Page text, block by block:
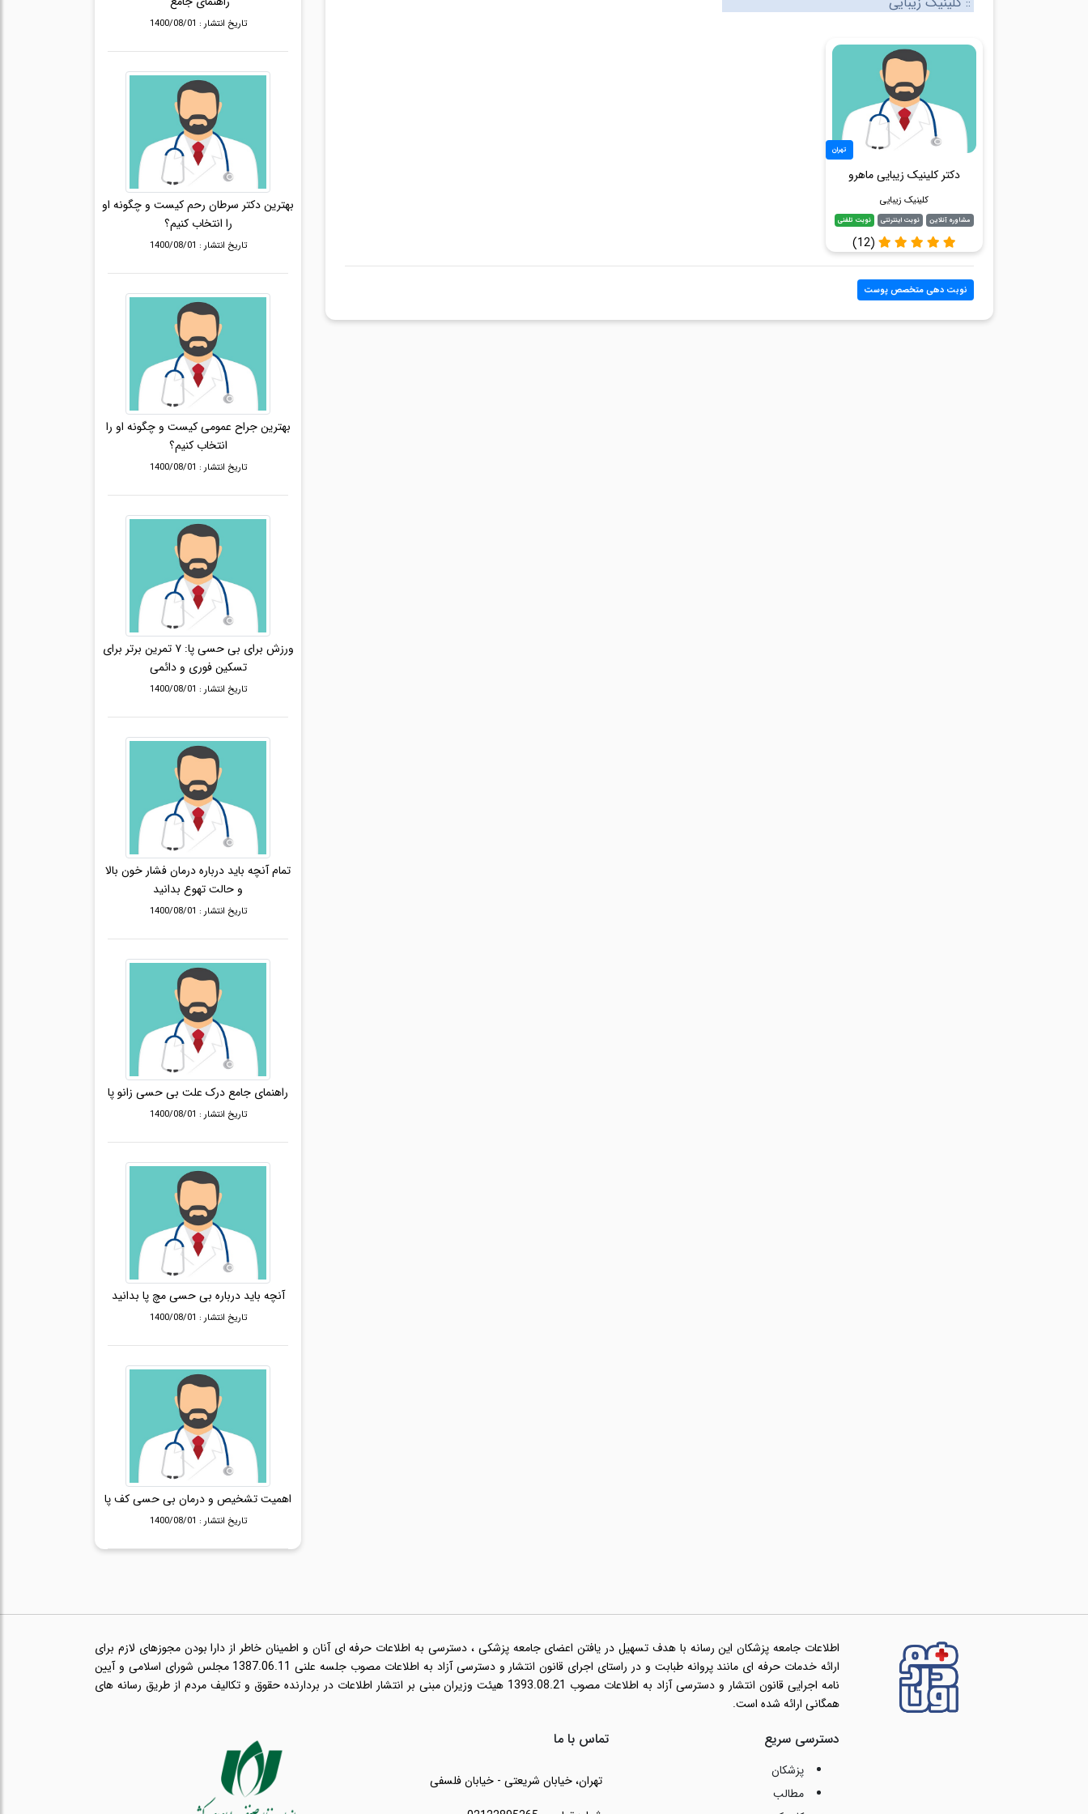
تهران
دکتر کلینیک زیبایی ماهرو
کلینیک زیبایی
مشاوره آنلاین نوبت اینترنتی نوبت تلفنی
(12)
نوبت دهی متخصص پوست
تاریخ انتشار : 1400/08/01
بهترین دکتر سرطان رحم کیست و چگونه او
را انتخاب کنیم؟
تاریخ انتشار : 1400/08/01
بهترین جراح عمومی کیست و چگونه او را
انتخاب کنیم؟
تاریخ انتشار : 1400/08/01
ورزش برای بی حسی پا: ۷ تمرین برتر برای
تسکین فوری و دائمی
تاریخ انتشار : 1400/08/01
تمام آنچه باید درباره درمان فشار خون بالا
و حالت تهوع بدانید
تاریخ انتشار : 1400/08/01
راهنمای جامع درک علت بی حسی زانو پا
تاریخ انتشار : 1400/08/01
آنچه باید درباره بی حسی مچ پا بدانید
تاریخ انتشار : 1400/08/01
اهمیت تشخیص و درمان بی حسی کف پا
تاریخ انتشار : 1400/08/01
اطلاعات جامعه پزشکان این رسانه با هدف تسهیل در یافتن اعضای جامعه پزشکی ، دسترسی به اطلاعات حرفه ای آنان و اطمینان خاطر از دارا بودن مجوزهای لازم برای
ارائه خدمات حرفه ای مانند پروانه طبابت و در راستای اجرای قانون انتشار و دسترسی آزاد به اطلاعات مصوب جلسه علنی 1387.06.11 مجلس شورای اسلامی و آیین
نامه اجرایی قانون انتشار و دسترسی آزاد به اطلاعات مصوب 1393.08.21 هیئت وزیران مبنی بر انتشار اطلاعات در بردارنده حقوق و تکالیف مردم از طریق رسانه های
همگانی ارائه شده است.
دسترسی سریع
پزشکان
مطالب
تماس با ما
تهران، خیابان شریعتی - خیابان فلسفی